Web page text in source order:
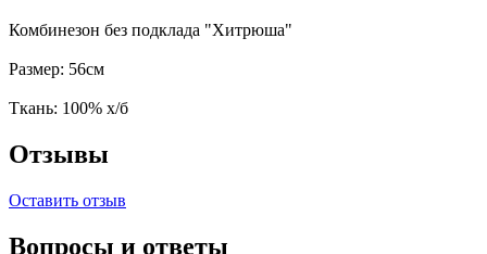
Комбинезон без подклада "Хитрюша"
Размер: 56см
Ткань: 100% х/б
Отзывы
Оставить отзыв
Вопросы и ответы